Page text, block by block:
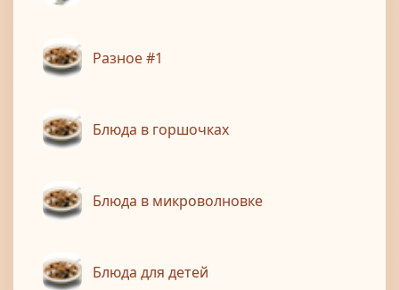
Разное #1
Блюда в горшочках
Блюда в микроволновке
Блюда для детей